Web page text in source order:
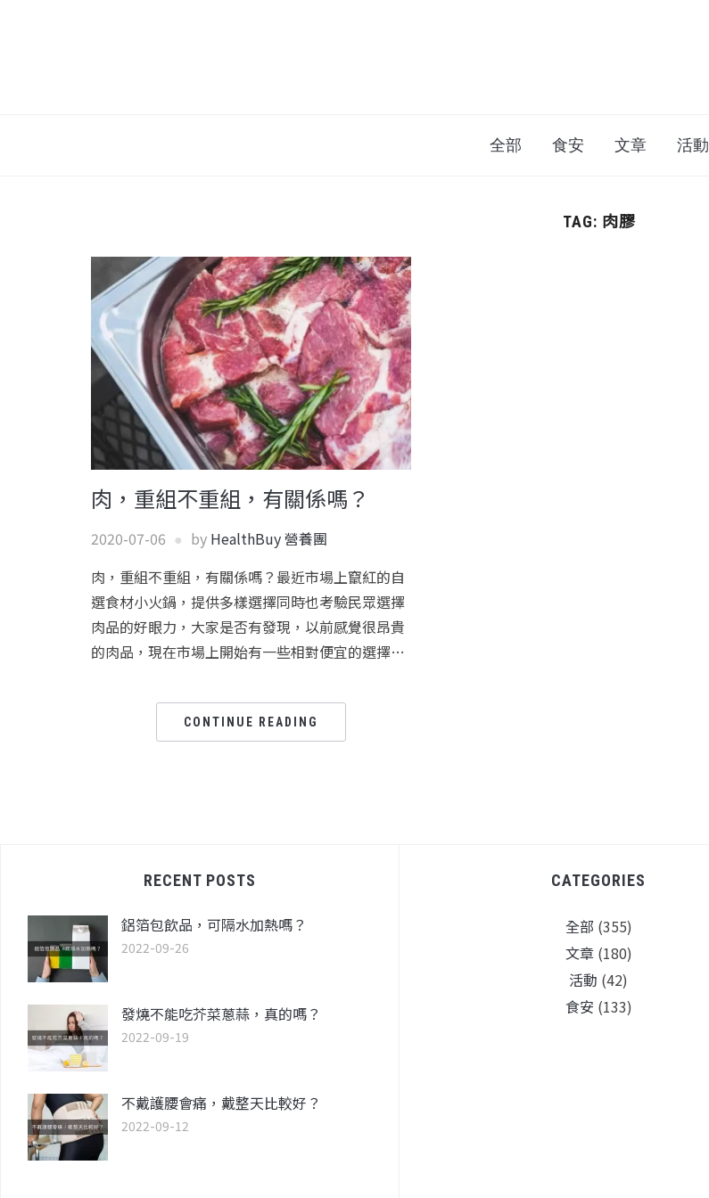
全部 食安 文章 活動
TAG: 肉膠
肉，重組不重組，有關係嗎？
2020-07-06 by HealthBuy 營養團
肉，重組不重組，有關係嗎？最近市場上竄紅的自
選食材小火鍋，提供多樣選擇同時也考驗民眾選擇
肉品的好眼力，大家是否有發現，以前感覺很昂貴
的肉品，現在市場上開始有一些相對便宜的選擇…
CONTINUE READING
RECENT POSTS
鋁箔包飲品，可隔水加熱嗎？
2022-09-26
發燒不能吃芥菜蔥蒜，真的嗎？
2022-09-19
不戴護腰會痛，戴整天比較好？
2022-09-12
CATEGORIES
全部 (355)
文章(180)
活動 (42)
食安 (133)